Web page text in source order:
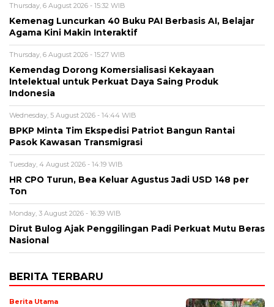
Thursday, 6 August 2026 - 15:32 WIB
Kemenag Luncurkan 40 Buku PAI Berbasis AI, Belajar
Agama Kini Makin Interaktif
Thursday, 6 August 2026 - 15:27 WIB
Kemendag Dorong Komersialisasi Kekayaan
Intelektual untuk Perkuat Daya Saing Produk
Indonesia
Wednesday, 5 August 2026 - 14:44 WIB
BPKP Minta Tim Ekspedisi Patriot Bangun Rantai
Pasok Kawasan Transmigrasi
Tuesday, 4 August 2026 - 14:19 WIB
HR CPO Turun, Bea Keluar Agustus Jadi USD 148 per
Ton
Monday, 3 August 2026 - 16:39 WIB
Dirut Bulog Ajak Penggilingan Padi Perkuat Mutu Beras
Nasional
BERITA TERBARU
Berita Utama